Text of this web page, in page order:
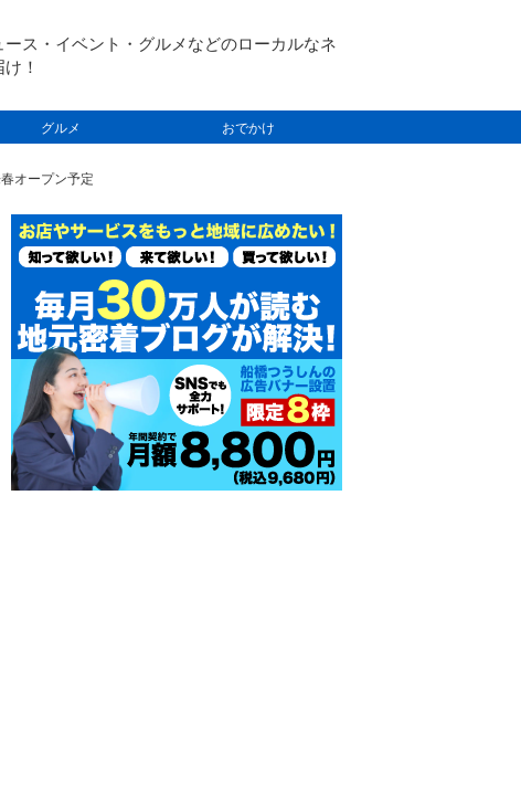
ス・イベント・グルメなどのローカルなネ
！
グルメ おでかけ
オープン予定